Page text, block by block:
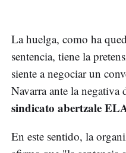
La huelga, como ha
sentencia, tiene la
siente a negociar un
Navarra ante la negativa
sindicato abertzale
En este sentido, la